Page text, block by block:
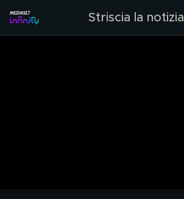
Striscia la notizia